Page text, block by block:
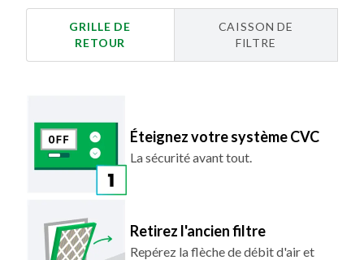
GRILLE DE
RETOUR
CAISSON DE
FILTRE
Éteignez votre système CVC
La sécurité avant tout.
Retirez l'ancien filtre
Repérez la flèche de débit d'air et